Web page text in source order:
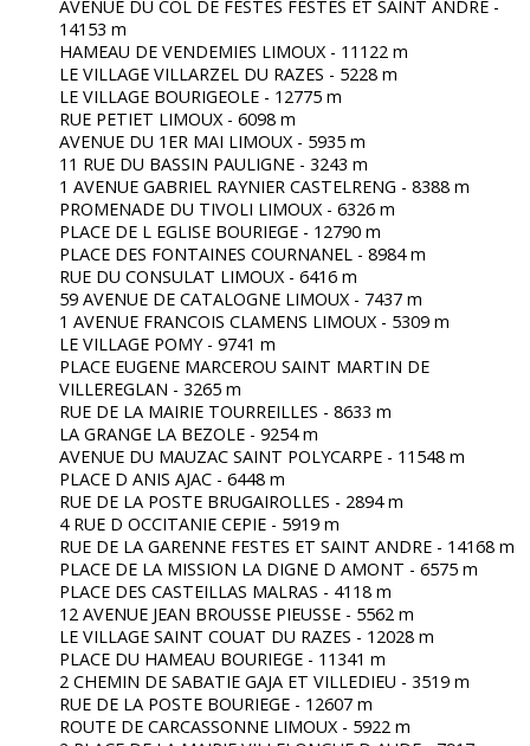
AVENUE DU COL DE FESTES FESTES ET SAINT ANDRE -
14153 m
HAMEAU DE VENDEMIES LIMOUX - 11122 m
LE VILLAGE VILLARZEL DU RAZES - 5228 m
LE VILLAGE BOURIGEOLE - 12775 m
RUE PETIET LIMOUX - 6098 m
AVENUE DU 1ER MAI LIMOUX - 5935 m
11 RUE DU BASSIN PAULIGNE - 3243 m
1 AVENUE GABRIEL RAYNIER CASTELRENG - 8388 m
PROMENADE DU TIVOLI LIMOUX - 6326 m
PLACE DE L EGLISE BOURIEGE - 12790 m
PLACE DES FONTAINES COURNANEL - 8984 m
RUE DU CONSULAT LIMOUX - 6416 m
59 AVENUE DE CATALOGNE LIMOUX - 7437 m
1 AVENUE FRANCOIS CLAMENS LIMOUX - 5309 m
LE VILLAGE POMY - 9741 m
PLACE EUGENE MARCEROU SAINT MARTIN DE
VILLEREGLAN - 3265 m
RUE DE LA MAIRIE TOURREILLES - 8633 m
LA GRANGE LA BEZOLE - 9254 m
AVENUE DU MAUZAC SAINT POLYCARPE - 11548 m
PLACE D ANIS AJAC - 6448 m
RUE DE LA POSTE BRUGAIROLLES - 2894 m
4 RUE D OCCITANIE CEPIE - 5919 m
RUE DE LA GARENNE FESTES ET SAINT ANDRE - 14168 m
PLACE DE LA MISSION LA DIGNE D AMONT - 6575 m
PLACE DES CASTEILLAS MALRAS - 4118 m
12 AVENUE JEAN BROUSSE PIEUSSE - 5562 m
LE VILLAGE SAINT COUAT DU RAZES - 12028 m
PLACE DU HAMEAU BOURIEGE - 11341 m
2 CHEMIN DE SABATIE GAJA ET VILLEDIEU - 3519 m
RUE DE LA POSTE BOURIEGE - 12607 m
ROUTE DE CARCASSONNE LIMOUX - 5922 m